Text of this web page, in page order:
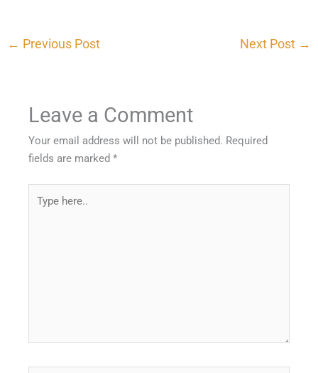
← Previous Post Next Post →
Leave a Comment
Your email address will not be published. Required
fields are marked*
here..